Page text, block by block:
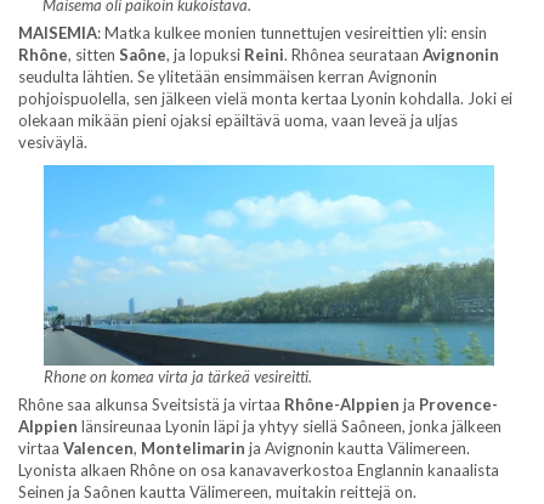
Maisema oli paikoin kukoistava.
MAISEMIA: Matka kulkee monien tunnettujen vesireittien yli: ensin
Rhône, sitten Saône, ja lopuksi Reini. Rhônea seurataan Avignonin
seudulta lähtien. Se ylitetään ensimmäisen kerran Avignonin
pohjoispuolella, sen jälkeen vielä monta kertaa Lyonin kohdalla. Joki ei
olekaan mikään pieni ojaksi epäiltävä uoma, vaan leveä ja uljas
vesiväylä.
Rhone on komea virta ja tärkeä vesireitti.
Rhône saa alkunsa Sveitsistä ja virtaa Rhône-Alppien ja Provence-
Alppien länsireunaa Lyonin läpi ja yhtyy siellä Saôneen, jonka jälkeen
virtaa Valencen, Montelimarin ja Avignonin kautta Välimereen.
Lyonista alkaen Rhône on osa kanavaverkostoa Englannin kanaalista
Seinen ja Saônen kautta Välimereen, muitakin reittejä on.